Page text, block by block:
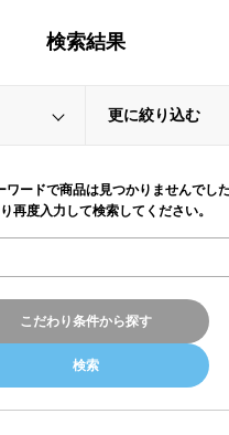
検索結果
更に絞り込む
ワードで商品は見つかりませんでした
再度入力して検索してください。
こだわり条件から探す